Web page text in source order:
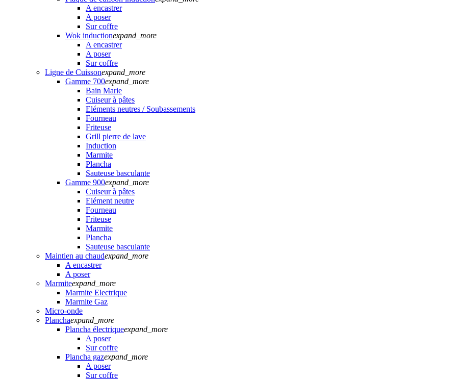
A encastrer
A poser
Sur coffre
Wok inductionexpand_more
A encastrer
A poser
Sur coffre
Ligne de Cuissonexpand_more
Gamme 700expand_more
Bain Marie
Cuiseur à pâtes
Eléments neutres / Soubassements
Fourneau
Friteuse
Grill pierre de lave
Induction
Marmite
Plancha
Sauteuse basculante
Gamme 900expand_more
Cuiseur à pâtes
Elément neutre
Fourneau
Friteuse
Marmite
Plancha
Sauteuse basculante
Maintien au chaudexpand_more
A encastrer
A poser
Marmiteexpand_more
Marmite Electrique
Marmite Gaz
Micro-onde
Planchaexpand_more
Plancha électriqueexpand_more
A poser
Sur coffre
Plancha gazexpand_more
A poser
Sur coffre